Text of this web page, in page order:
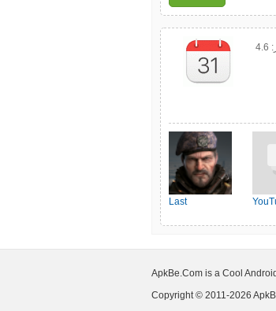
4.6
Last
ApkBe.Com is a Cool
Copyright © 2011-2026